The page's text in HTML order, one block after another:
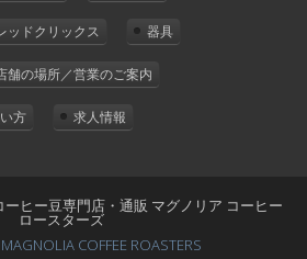
ッドクリックス 器具
舗の場所／営業のご案内
方 求人情報
ヒー豆専門店・通販 マグノリア コーヒー
ロースターズ
MAGNOLIA COFFEE ROASTERS